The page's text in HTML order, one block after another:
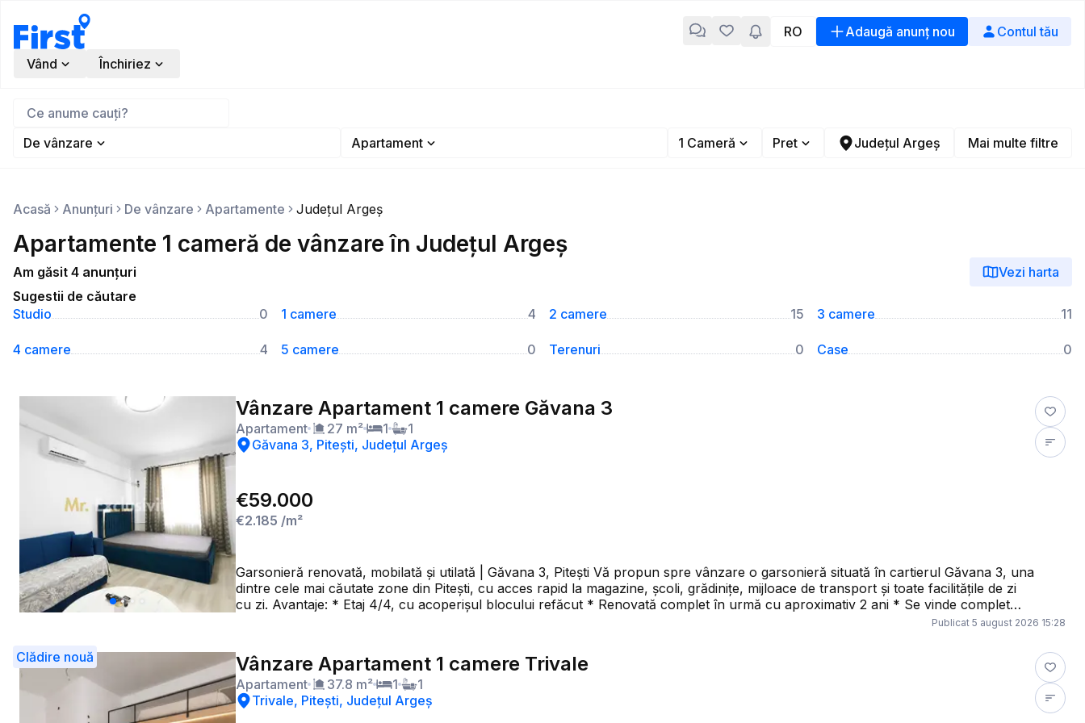
RO Adaugă anunț nou
Contul tău
Vând
Închiriez
De vânzare Apartament 1 Cameră Pret Județul Argeș Mai multe filtre
Acasă Anunțuri De vânzare Apartamente Județul Argeș
Apartamente 1 cameră de vânzare în Județul Argeș
Am găsit 4 anunțuri
Vezi harta
Sugestii de căutare
Studio
0 1 camere 4 2 camere 15 3 camere 11
4 camere 4 5 camere 0 Terenuri 0 Case 0
Vânzare Apartament 1 camere Găvana 3
Apartament 27 m² 1
1
Găvana 3, Pitești, Județul Argeș
€59.000
€2.185 /m²
Garsonieră renovată, mobilată și utilată | Găvana 3, Pitești Vă propun spre vânzare o garsonieră situată în cartierul Găvana 3, una
dintre cele mai căutate zone din Pitești, cu acces rapid la magazine, școli, grădinițe, mijloace de transport și toate facilitățile de zi
cu zi. Avantaje: * Etaj 4/4, cu acoperișul blocului refăcut * Renovată complet în urmă cu aproximativ 2 ani * Se vinde complet
mobilată și utilată * Gata de mutare, fără investiții suplimentare * Ideală atât pentru locuit, cât și pentru investiție, având un
pentru un investitor în căutarea unei proprietăți într-o zonă foarte căutată. 📞 Pentru mai multe informații sau pentru
programarea unei vizionări, vă stau cu drag la dispoziție!
Publicat 5 august 2026 15:28
Clădire nouă Vânzare Apartament 1 camere Trivale
Apartament 37.8 m² 1
1
Trivale, Pitești, Județul Argeș